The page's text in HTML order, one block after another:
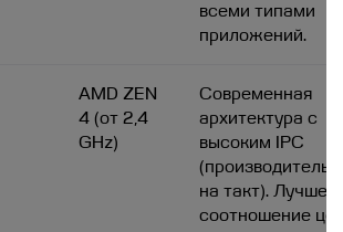
всеми типами
приложений.
AMD ZEN
4 (от 2,4
GHz)
Современная
архитектура с
высоким IPC
на такт). Лучшее
соотношение